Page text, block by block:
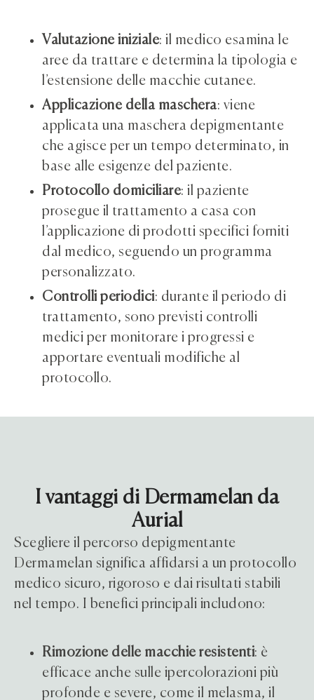
Valutazione iniziale: il medico esamina le
aree da trattare e determina la tipologia e
l’estensione delle macchie cutanee.
Applicazione della maschera: viene
applicata una maschera depigmentante
che agisce per un tempo determinato, in
base alle esigenze del paziente.
Protocollo domiciliare: il paziente
prosegue il trattamento a casa con
l’applicazione di prodotti specifici forniti
dal medico, seguendo un programma
personalizzato.
Controlli periodici: durante il periodo di
trattamento, sono previsti controlli
medici per monitorare i progressi e
apportare eventuali modifiche al
protocollo.
I vantaggi di Dermamelan da
Aurial
Scegliere il percorso depigmentante
Dermamelan significa affidarsi a un protocollo
medico sicuro, rigoroso e dai risultati stabili
nel tempo. I benefici principali includono:
Rimozione delle macchie resistenti: è
efficace anche sulle ipercolorazioni più
profonde e severe, come il melasma, il